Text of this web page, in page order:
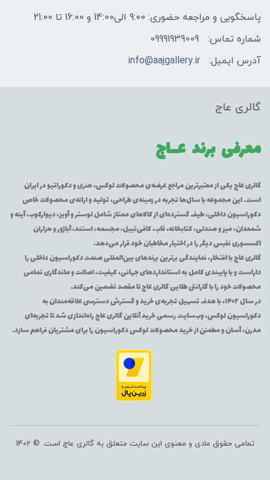
پاسخگویی و مراجعه حضوری: 9:00 الی14:00 و 16:00 تا 21:00
شماره تماس:
09991939009
آدرس ایمیل:
info@aajgallery.ir
گالری عاج
معرفی برند عــاج
گالری عاج یکی از معتبرترین مراجع عرضه‌ی محصولات لوکس، هنری و دکوراتیو در ایران
است. این مجموعه با سال‌ها تجربه در زمینه‌ی طراحی، تولید و ارائه‌ی محصولات خاص
دکوراسیون داخلی، طیف گسترده‌ای از کالاهای ممتاز شامل لوستر و آویز، دیوارکوب، آینه و
شمعدان، میز و صندلی، کتابخانه، قاب، کافی‌تیبل، مجسمه، استند، آباژور و هزاران
اکسسوری نفیس دیگر را در اختیار مخاطبان خود قرار می‌دهد.
گالری عاج با افتخار، نمایندگی برترین برندهای بین‌المللی صنعت دکوراسیون داخلی را
داراست و با پایبندی کامل به استانداردهای جهانی، کیفیت، اصالت و ماندگاری تمامی
محصولات خود را با گارانتی طلایی گالری عاج تا مقصد تضمین می‌کند.
در سال ۱۴۰۲، با هدف تسهیل تجربه‌ی خرید و گسترش دسترسی علاقه‌مندان به
دکوراسیون لوکس، وب‌سایت رسمی خرید آنلاین گالری عاج راه‌اندازی شد تا تجربه‌ای
مدرن، آسان و مطمئن از خرید محصولات لوکس دکوراسیون را برای مشتریان فراهم سازد.
تمامی حقوق مادی و معنوی این سایت متعلق به گالری عاج است. © 1402